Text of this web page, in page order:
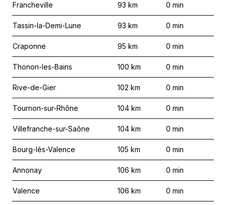
Francheville 93 km 0 min
Tassin-la-Demi-Lune 93 km 0 min
Craponne 95 km 0 min
Thonon-les-Bains 100 km 0 min
Rive-de-Gier 102 km 0 min
Tournon-sur-Rhône 104 km 0 min
Villefranche-sur-Saône 104 km 0 min
Bourg-lès-Valence 105 km 0 min
Annonay 106 km 0 min
Valence 106 km 0 min